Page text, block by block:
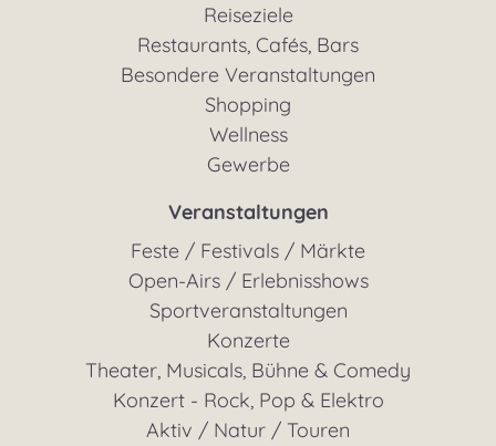
Reiseziele
Restaurants, Cafés, Bars
Besondere Veranstaltungen
Shopping
Wellness
Gewerbe
Veranstaltungen
Feste / Festivals / Märkte
Open-Airs / Erlebnisshows
Sportveranstaltungen
Konzerte
Theater, Musicals, Bühne & Comedy
Konzert - Rock, Pop & Elektro
Aktiv / Natur / Touren